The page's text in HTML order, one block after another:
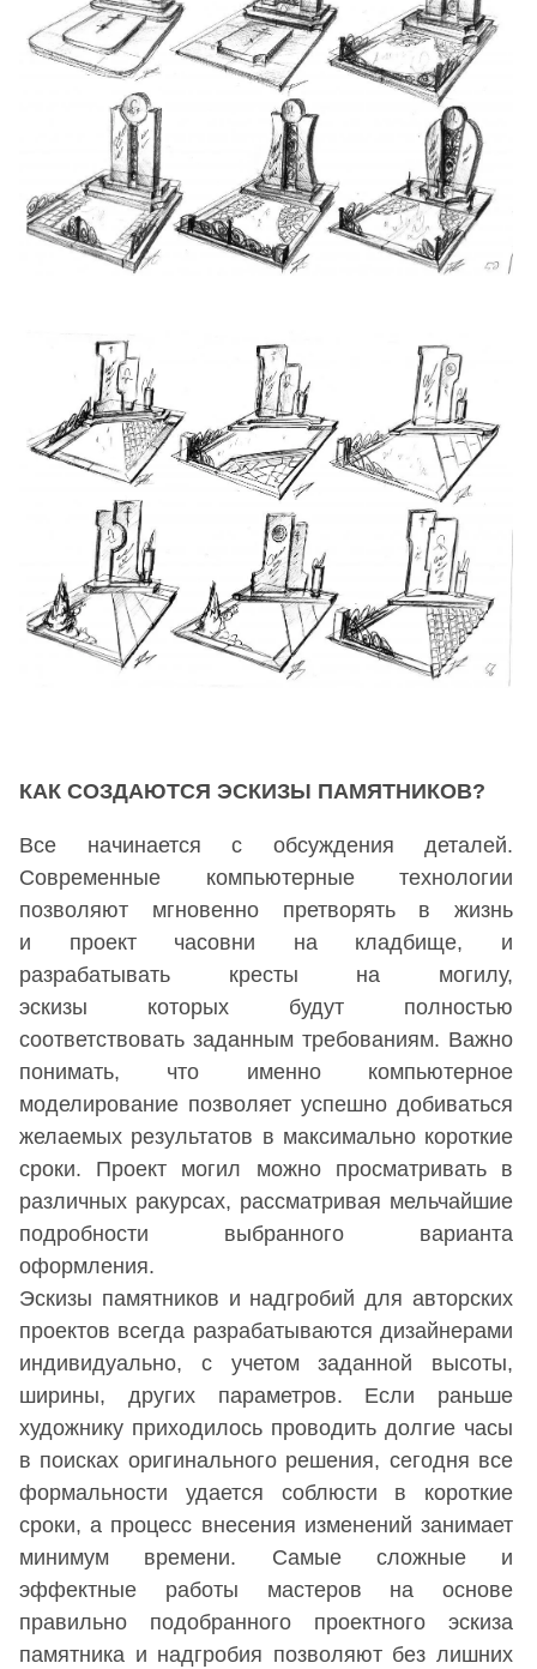
КАК СОЗДАЮТСЯ ЭСКИЗЫ ПАМЯТНИКОВ?
Все начинается с обсуждения деталей.
Современные компьютерные технологии
позволяют мгновенно претворять в жизнь
и проект часовни на кладбище, и
разрабатывать кресты на могилу,
эскизы которых будут полностью
соответствовать заданным требованиям. Важно
понимать, что именно компьютерное
моделирование позволяет успешно добиваться
желаемых результатов в максимально короткие
сроки. Проект могил можно просматривать в
различных ракурсах, рассматривая мельчайшие
подробности выбранного варианта
оформления.
Эскизы памятников и надгробий для авторских
проектов всегда разрабатываются дизайнерами
индивидуально, с учетом заданной высоты,
ширины, других параметров. Если раньше
художнику приходилось проводить долгие часы
в поисках оригинального решения, сегодня все
формальности удается соблюсти в короткие
сроки, а процесс внесения изменений занимает
минимум времени. Самые сложные и
эффектные работы мастеров на основе
правильно подобранного проектного эскиза
памятника и надгробия позволяют без лишних